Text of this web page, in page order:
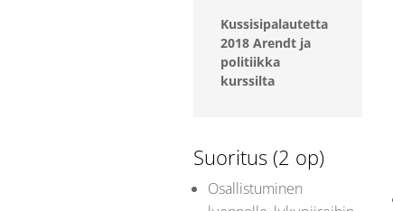
Kussisipalautetta
2018 Arendt ja
politiikka
kurssilta
Suoritus (2 op)
Osallistuminen